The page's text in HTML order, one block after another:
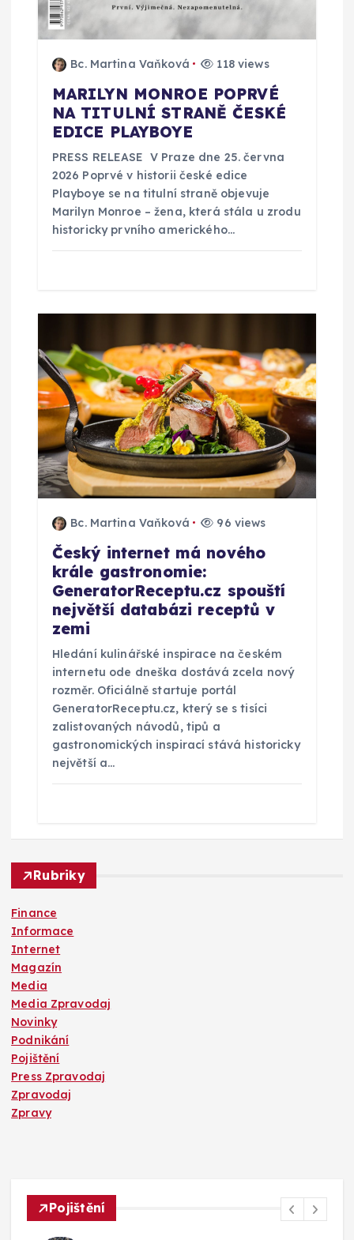
e
Bc. Martina Vaňková 118 views
MARILYN MONROE POPRVÉ
NA TITULNÍ STRANĚ ČESKÉ
EDICE PLAYBOYE
PRESS RELEASE V Praze dne 25. června
2026 Poprvé v historii české edice
Playboye se na titulní straně objevuje
Marilyn Monroe – žena, která stála u zrodu
historicky prvního amerického…
Bc. Martina Vaňková 96 views
Český internet má nového
krále gastronomie:
GeneratorReceptu.cz spouští
největší databázi receptů v
zemi
Hledání kulinářské inspirace na českém
internetu ode dneška dostává zcela nový
rozměr. Oficiálně startuje portál
GeneratorReceptu.cz, který se s tisíci
zalistovaných návodů, tipů a
gastronomických inspirací stává historicky
největší a…
Rubriky
Finance
Informace
Internet
Magazín
Media
Media Zpravodaj
Novinky
Podnikání
Pojištění
Press Zpravodaj
Zpravodaj
Zpravy
Pojištění